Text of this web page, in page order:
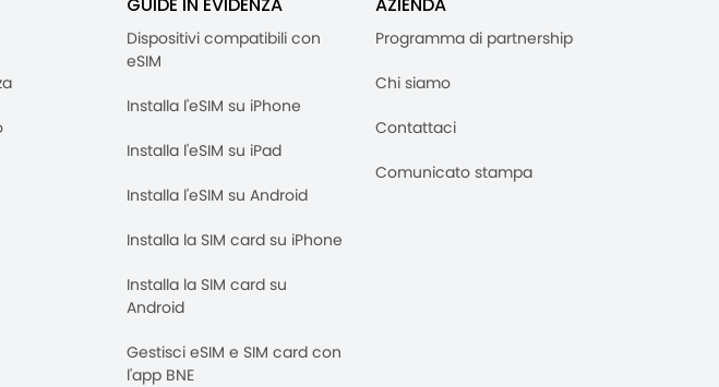
Dispositivi compatibili con
eSIM
Installa l'eSIM su iPhone
Installa l'eSIM su iPad
Installa l'eSIM su Android
Installa la SIM card su iPhone
Installa la SIM card su
Android
Gestisci eSIM e SIM card con
l'app BNE
Programma di partnership
Chi siamo
Contattaci
Comunicato stampa